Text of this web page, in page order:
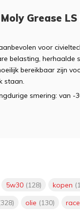
Grease
voor
belasting, herhaalde
bereikbaar zijn
staan.
smering: van -
5w30 (128) kopen
olie (130) race